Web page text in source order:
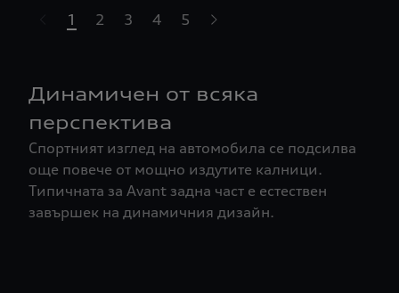
highlights.skipLinkText__
1 2 3 4 5
Динамичен от всяка
перспектива
Спортният изглед на автомобила се подсилва
още повече от мощно издутите калници.
Типичната за Avant задна част е естествен
завършек на динамичния дизайн.